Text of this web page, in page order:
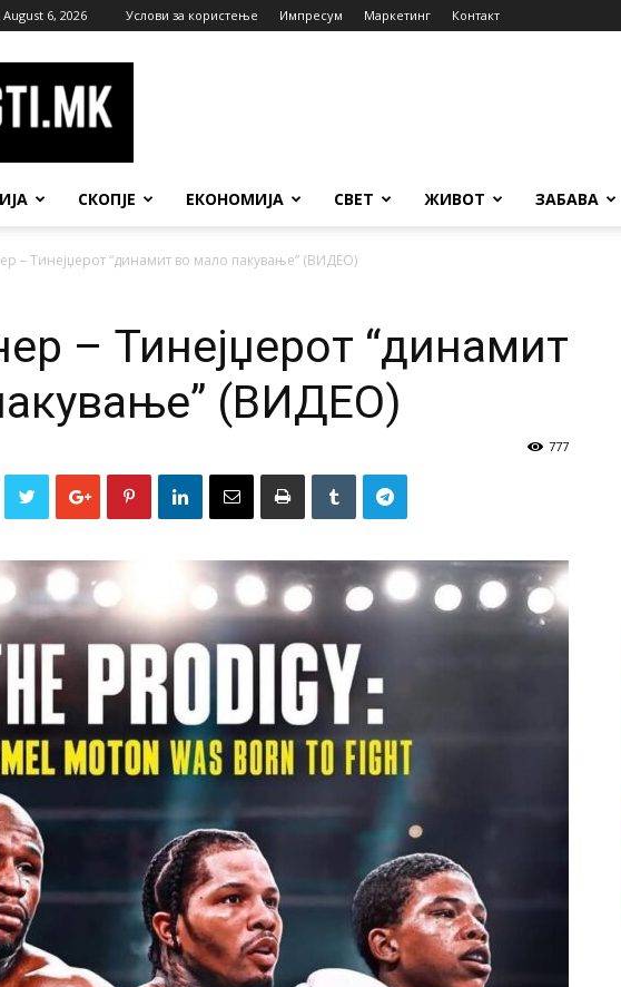
6, 2026 Услови за користење Импресум Маркетинг Контакт
СКОПЈЕ ЕКОНОМИЈА СВЕТ ЖИВОТ ЗАБАВА
– Тинејџерот “динамит во мало пакување” (ВИДЕО)
– Тинејџерот “динамит
(ВИДЕО)
777